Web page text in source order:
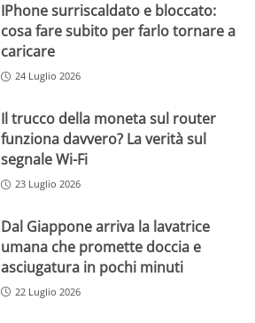
IPhone surriscaldato e bloccato:
cosa fare subito per farlo tornare a
caricare
24 Luglio 2026
Il trucco della moneta sul router
funziona davvero? La verità sul
segnale Wi-Fi
23 Luglio 2026
Dal Giappone arriva la lavatrice
umana che promette doccia e
asciugatura in pochi minuti
22 Luglio 2026